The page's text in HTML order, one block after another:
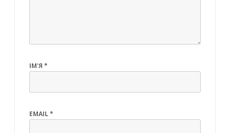
ІМ'Я *
EMAIL*